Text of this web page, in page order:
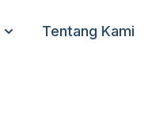
Tentang Kami